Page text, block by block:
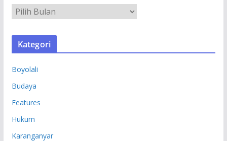
R
S
Kategori
Boyolali
Budaya
Features
Hukum
Karanganyar